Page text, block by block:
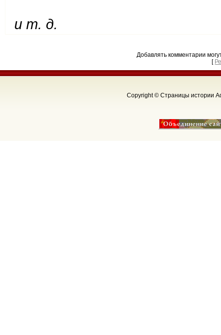
и т. д.
Добавлять комментарии
[
Copyright © Страницы истории